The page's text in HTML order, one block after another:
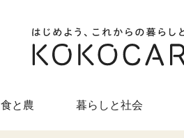
食と農 暮らしと社会